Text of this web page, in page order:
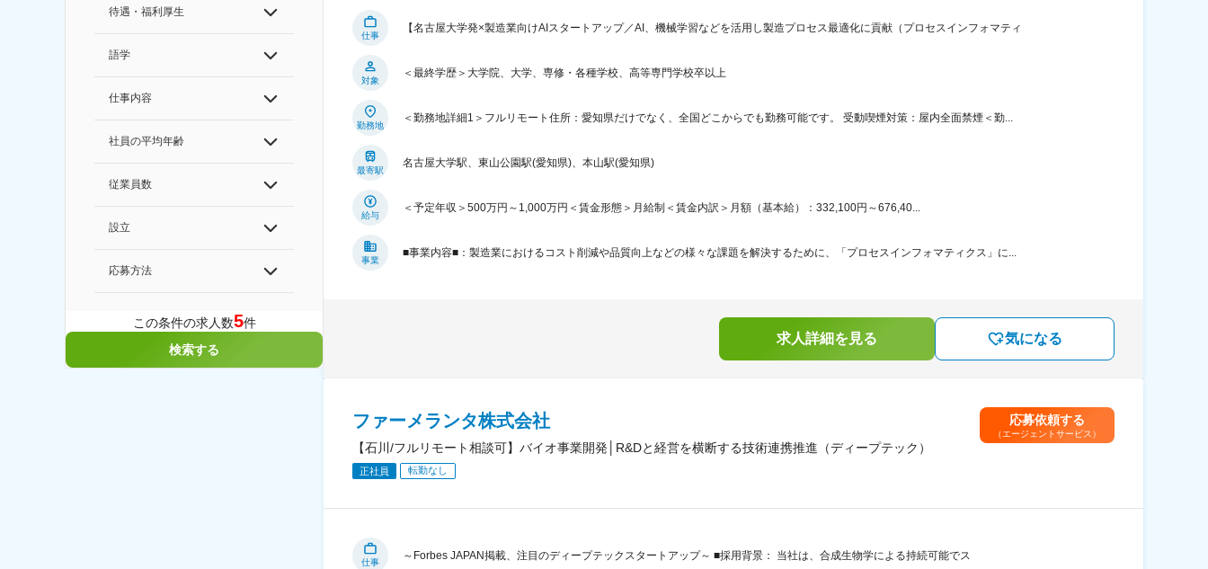
待遇・福利厚生
語学
仕事内容
社員の平均年齢
従業員数
設立
応募方法
この条件の求人数5件
検索する
仕事
【名古屋大学発×製造業向けAIスタートアップ／AI、機械学習などを活用し製造プロセス最適化に貢献（プロセスインフォマティ
対象
＜最終学歴＞大学院、大学、専修・各種学校、高等専門学校卒以上
勤務地
＜勤務地詳細1＞フルリモート住所：愛知県だけでなく、全国どこからでも勤務可能です。 受動喫煙対策：屋内全面禁煙＜勤...
最寄駅
名古屋大学駅、東山公園駅(愛知県)、本山駅(愛知県)
給与
＜予定年収＞500万円～1,000万円＜賃金形態＞月給制＜賃金内訳＞月額（基本給）：332,100円～676,40...
事業
■事業内容■：製造業におけるコスト削減や品質向上などの様々な課題を解決するために、「プロセスインフォマティクス」に...
求人詳細を見る 気になる
ファーメランタ株式会社
【石川/フルリモート相談可】バイオ事業開発│R&Dと経営を横断する技術連携推進（ディープテック）
正社員 転勤なし
応募依頼する
（エージェントサービス）
仕事
～Forbes JAPAN掲載、注目のディープテックスタートアップ～ ■採用背景： 当社は、合成生物学による持続可能でス